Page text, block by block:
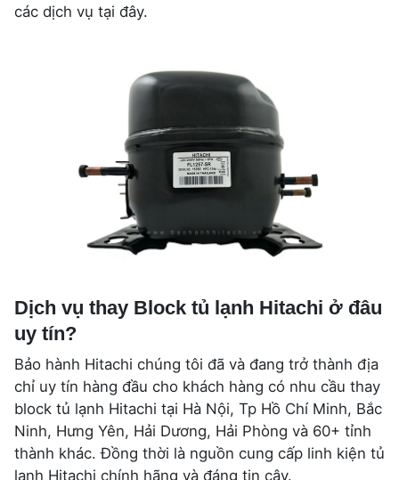
các dịch vụ tại đây.
Dịch vụ thay Block tủ lạnh Hitachi ở đâu
uy tín?
Bảo hành Hitachi chúng tôi đã và đang trở thành địa
chỉ uy tín hàng đầu cho khách hàng có nhu cầu thay
block tủ lạnh Hitachi tại Hà Nội, Tp Hồ Chí Minh, Bắc
Ninh, Hưng Yên, Hải Dương, Hải Phòng và 60+ tỉnh
thành khác. Đồng thời là nguồn cung cấp linh kiện tủ
lạnh Hitachi chính hãng và đáng tin cậy.